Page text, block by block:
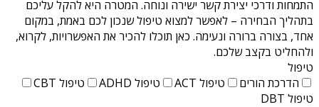
התמחות ודרכי יצירת קשר ישירה ונוחה. המטרה היא להקל עליכם
בתהליך הבחירה – לאפשר למצוא טיפול שנכון לכם באמת, במקום
אחד, בצורה ברורה ונעימה. כאן תוכלו להכיר את האפשרויות, לקרוא,
ולהחליט בקצב שלכם.
טיפול
הדרכת הורים
טיפול ACT טיפול ADHD
טיפול CBT
טיפול DBT